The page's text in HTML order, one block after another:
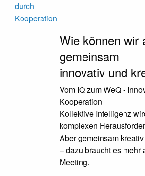
durch
Kooperation
Wie können wir
gemeinsam
innovativ und
Vom IQ zum WeQ -
Kooperation
Kollektive Intelligenz
komplexen
Aber gemeinsam
– dazu braucht es mehr
Meeting.